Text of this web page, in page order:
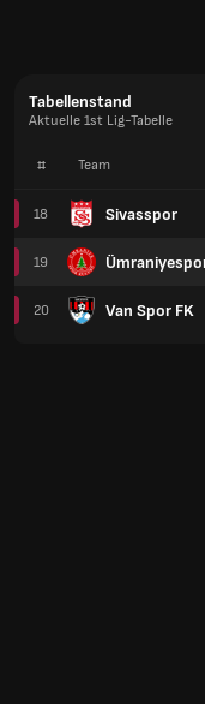
Tabellenstand
Aktuelle 1st Lig-Tabelle
# Team
18 Sivasspor
19
20 Van Spor FK